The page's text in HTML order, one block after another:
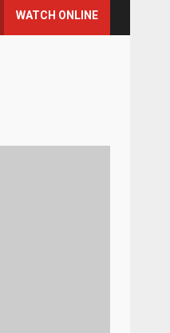
WATCH ONLINE